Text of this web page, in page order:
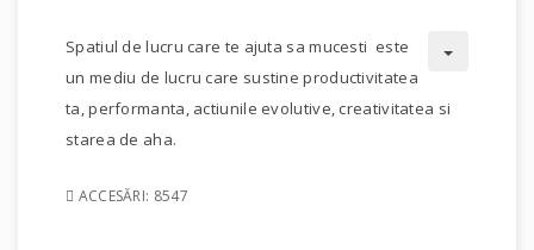
Spatiul de lucru care te ajuta sa mucesti este
un mediu de lucru care sustine productivitatea
ta, performanta, actiunile evolutive, creativitatea si
starea de aha.
ACCESĂRI: 8547